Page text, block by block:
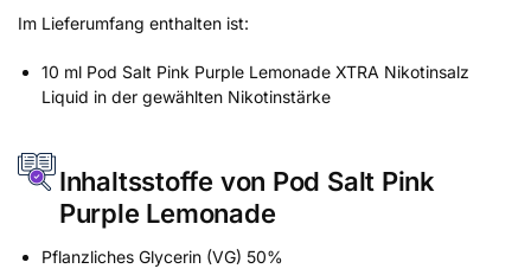
Im Lieferumfang enthalten ist:
10 ml Pod Salt Pink Purple Lemonade XTRA Nikotinsalz
Liquid in der gewählten Nikotinstärke
Inhaltsstoffe von Pod Salt Pink
Purple Lemonade
Pflanzliches Glycerin (VG) 50%